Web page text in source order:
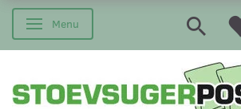
Skifte navigation
Menu